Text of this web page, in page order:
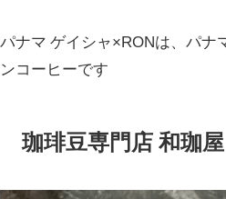
パナマ ゲイシャ×RONは、パナ
ンコーヒーです
珈琲豆専門店 和珈